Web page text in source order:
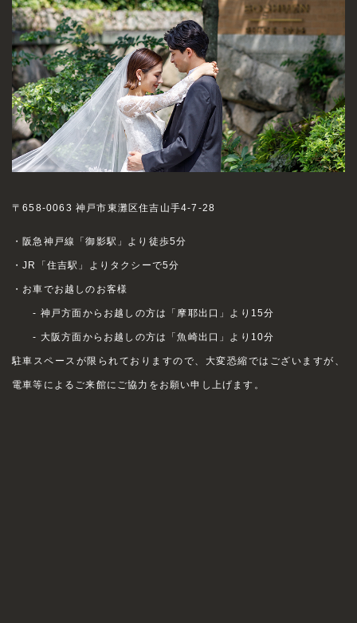
〒658-0063 神戸市東灘区住吉山手4-7-28
・阪急神戸線「御影駅」より徒歩5分
・JR「住吉駅」よりタクシーで5分
・お車でお越しのお客様
- 神戸方面からお越しの方は「摩耶出口」より15分
- 大阪方面からお越しの方は「魚崎出口」より10分
駐車スペースが限られておりますので、大変恐縮ではございますが、
電車等によるご来館にご協力をお願い申し上げます。